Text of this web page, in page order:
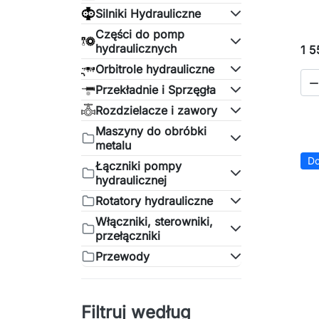
Silniki Hydrauliczne
Części do pomp
hydraulicznych
Orbitrole hydrauliczne
Przekładnie i Sprzęgła
Rozdzielacze i zawory
Maszyny do obróbki
metalu
Łączniki pompy
hydraulicznej
Rotatory hydrauliczne
Włączniki, sterowniki,
przełączniki
Przewody
Filtruj według
1
